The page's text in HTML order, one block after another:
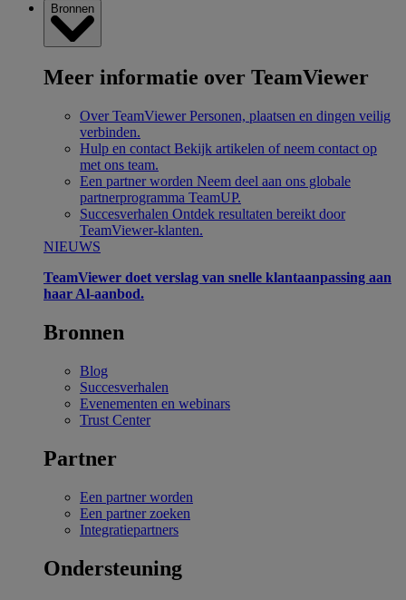
Bronnen
Meer informatie over TeamViewer
Over TeamViewer Personen, plaatsen en dingen veilig
verbinden.
Hulp en contact Bekijk artikelen of neem contact op
met ons team.
Een partner worden Neem deel aan ons globale
partnerprogramma TeamUP.
Succesverhalen Ontdek resultaten bereikt door
TeamViewer-klanten.
NIEUWS
TeamViewer doet verslag van snelle klantaanpassing aan
haar Al-aanbod.
Bronnen
Blog
Succesverhalen
Evenementen en webinars
Trust Center
Partner
Een partner worden
Een partner zoeken
Integratiepartners
Ondersteuning